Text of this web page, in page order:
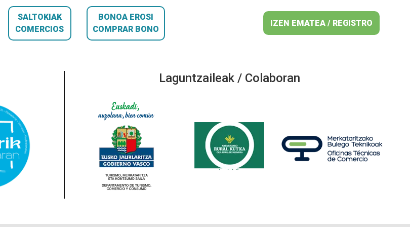
SALTOKIAK
COMERCIOS
BONOA EROSI
COMPRAR BONO
IZEN EMATEA / REGISTRO
Laguntzaileak / Colaboran